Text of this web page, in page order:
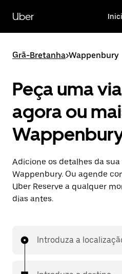
para
conteúdo
Uber
Grã-Bretanha>Wappenbury
Peça uma
agora ou
Adicione os detalhes da
Wappenbury. Ou agende
Uber Reserve a qualquer
dias antes.
Introduza a